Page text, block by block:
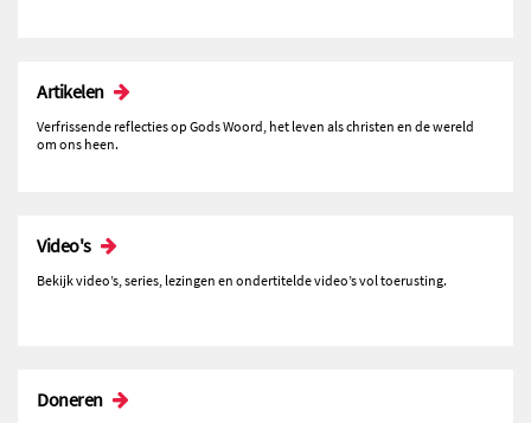
Artikelen
Verfrissende reflecties op Gods Woord, het leven als christen en de wereld
om ons heen.
Video's
Bekijk video’s, series, lezingen en ondertitelde video’s vol toerusting.
Doneren